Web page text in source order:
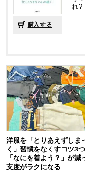
購入する
れ?
洋服を「とりあえずしま
く」習慣をなくすコツ3つ
「なにを着よう？」が減
支度がラクになる